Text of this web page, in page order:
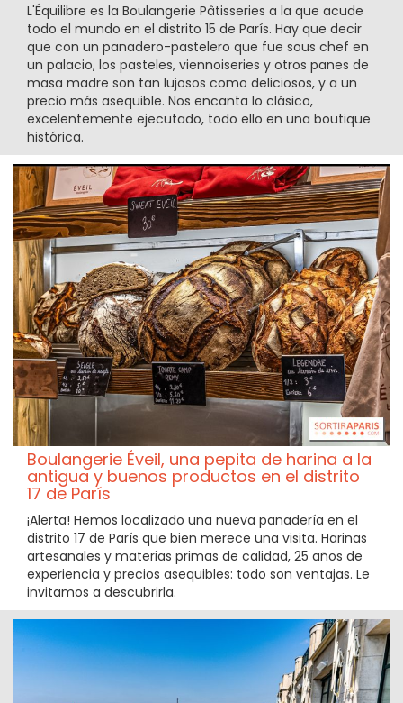
L'Équilibre es la Boulangerie Pâtisseries a la que acude
todo el mundo en el distrito 15 de París. Hay que decir
que con un panadero-pastelero que fue sous chef en
un palacio, los pasteles, viennoiseries y otros panes de
masa madre son tan lujosos como deliciosos, y a un
precio más asequible. Nos encanta lo clásico,
excelentemente ejecutado, todo ello en una boutique
histórica.
Boulangerie Éveil, una pepita de harina a la
antigua y buenos productos en el distrito
17 de París
¡Alerta! Hemos localizado una nueva panadería en el
distrito 17 de París que bien merece una visita. Harinas
artesanales y materias primas de calidad, 25 años de
experiencia y precios asequibles: todo son ventajas. Le
invitamos a descubrirla.